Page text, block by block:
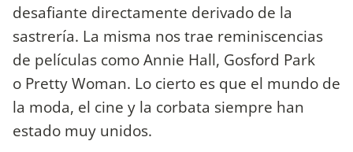
desafiante directamente derivado de la
sastrería. La misma nos trae reminiscencias
de películas como Annie Hall, Gosford Park
o Pretty Woman. Lo cierto es que el mundo de
la moda, el cine y la corbata siempre han
estado muy unidos.